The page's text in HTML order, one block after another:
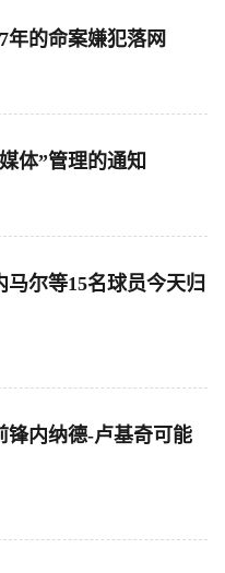
年的命案嫌犯落网
体”管理的通知
尔等15名球员今天归
锋内纳德-卢基奇可能